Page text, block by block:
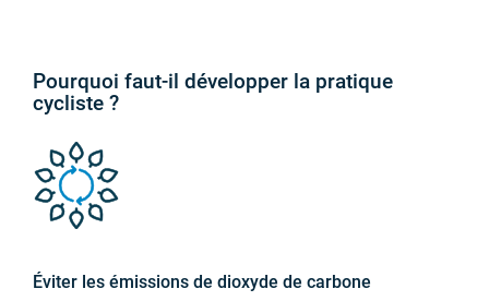
Pourquoi faut-il développer la pratique
cycliste ?
Éviter les émissions de dioxyde de carbone